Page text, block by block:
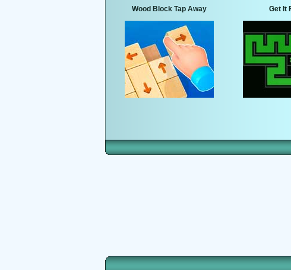
Wood Block Tap Away Get It